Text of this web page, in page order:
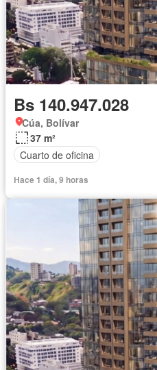
Bs 140.947.028
Cúa, Bolívar
37 m²
Cuarto de oficina
Hace 1 día, 9 horas